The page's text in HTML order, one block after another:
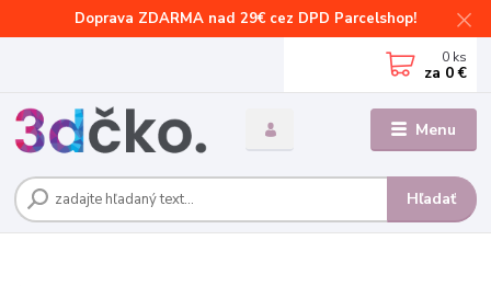
Doprava ZDARMA nad 29€ cez DPD Parcelshop!
Menu
Hľadať
0 ks
za 0 €